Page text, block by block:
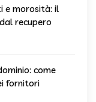
e morosità: il
recupero
come
fornitori